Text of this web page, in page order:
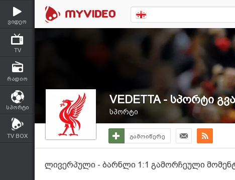
ვიდეო
TV
რადიო
სპორტი
TV BOX
VEDETTA - სპორტი
სპორტი
გამოიწერე
ლივერპული - ბარნლი 1:1 გამორჩეული